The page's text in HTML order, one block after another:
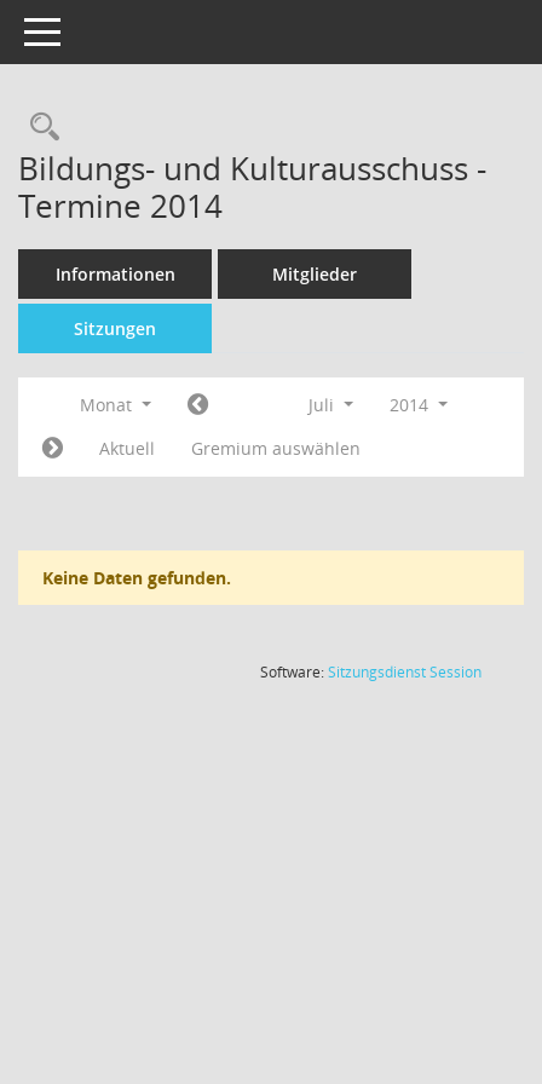
Toggle navigation
Bildungs- und Kulturausschuss -
Termine 2014
Informationen Mitglieder
Sitzungen
Monat Juli
2014
Aktuell
Gremium auswählen
Keine Daten gefunden.
Software:SitzungsdienstSession(Wird in